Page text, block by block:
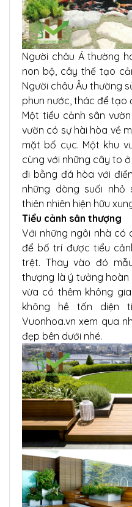
Người châu Á thường
non bộ, cây thế tạo
Người châu Âu thường
phun nước, thác để tạo
Một tiểu cảnh sân
vườn có sự hài hòa về
mặt bố cục. Một khu
cùng với những cây to
đi bằng đá hòa với
những dòng suối nhỏ
thiên nhiên hiện hữu
Tiểu cảnh sân thượng
Với những ngôi nhà có
để bố trí được tiểu
trệt. Thay vào đó
thượng là ý tưởng
vừa có thêm không
không hề tốn diện
Vuonhoa.vn xem qua
đẹp bên dưới nhé.